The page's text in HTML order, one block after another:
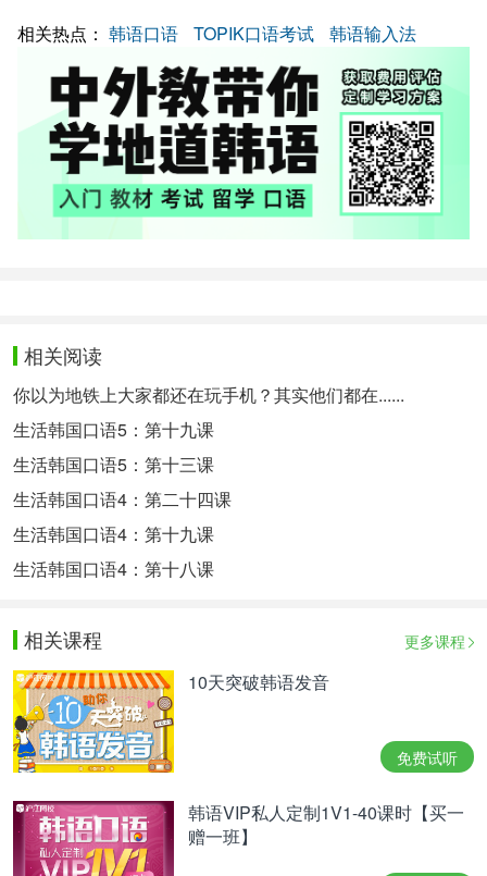
相关热点： 韩语口语 TOPIK口语考试 韩语输入法
相关阅读
你以为地铁上大家都还在玩手机？其实他们都在......
生活韩国口语5：第十九课
生活韩国口语5：第十三课
生活韩国口语4：第二十四课
生活韩国口语4：第十九课
生活韩国口语4：第十八课
相关课程 更多课程
10天突破韩语发音
免费试听
韩语VIP私人定制1V1-40课时【买一
赠一班】